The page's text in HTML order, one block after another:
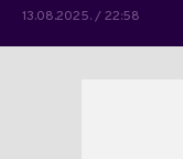
13.08.2025. / 22:58